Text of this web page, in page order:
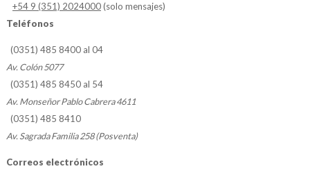
+54 9 (351) 2024000(solo mensajes)
Teléfonos
(0351) 485 8400 al 04
Av. Colón 5077
(0351) 485 8450 al 54
Av. Monseñor Pablo Cabrera 4611
(0351) 485 8410
Av. Sagrada Familia 258 (Posventa)
Correos electrónicos